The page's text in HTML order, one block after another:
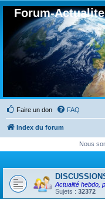
Forum-
Faire un don FAQ
Index du forum
Nous
Actualité hebdo,
Sujets : 32372